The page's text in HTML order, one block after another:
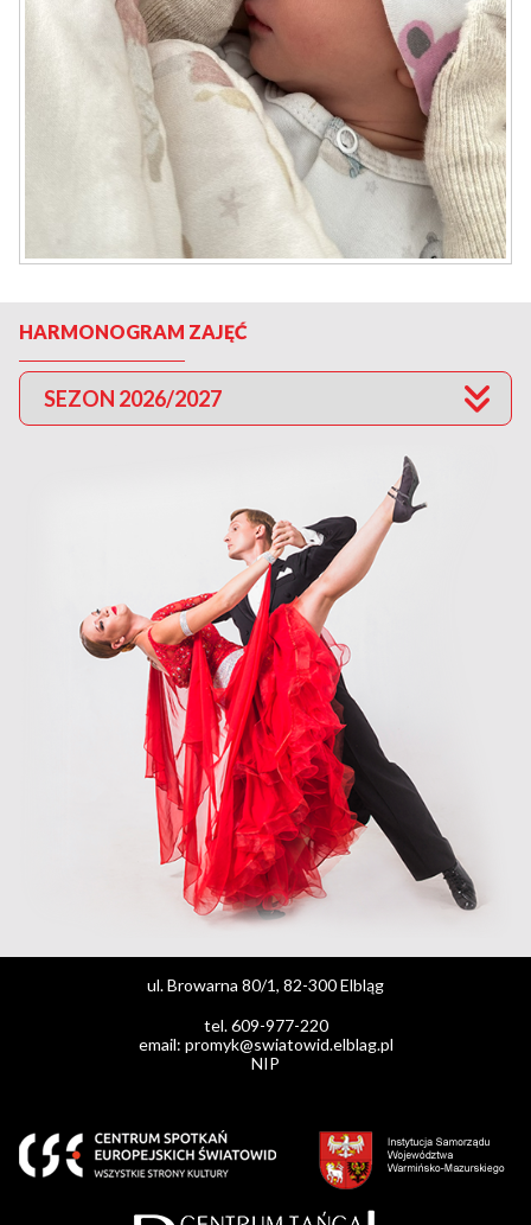
HARMONOGRAM ZAJĘĆ
SEZON 2026/2027
ul. Browarna 80/1, 82-300 Elbląg
tel. 609-977-220
email: promyk@swiatowid.elblag.pl
NIP